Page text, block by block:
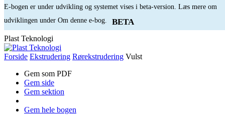
E-bogen er under udvikling og systemet vises i beta-version. Læs mere om
udviklingen under Om denne e-bog.
BETA
Plast Teknologi
Forside Ekstrudering Rørekstrudering Vulst
Gem som PDF
Gem side
Gem sektion
Gem hele bogen